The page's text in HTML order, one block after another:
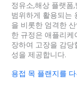
정유소,해상 플랫폼
범위하게 활용되는
을 비롯한 엄격한
한 규정은 애플리
장하여 고장을 감
성을 제공합니다.
용접 목 플랜지를